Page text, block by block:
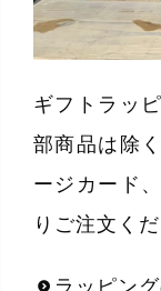
ギフトラッ
部商品は除
ージカード
りご注文くだ